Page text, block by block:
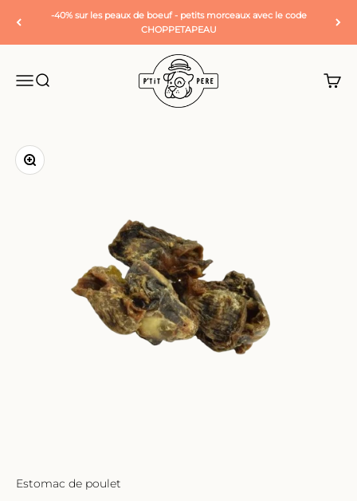
Passer au contenu-40% sur les peaux de boeuf - petits morceaux avec le code
CHOPPETAPEAU
Ouvrir la navigation
Ouvrir la recherche
P'tit Père
Voir
Zoomer sur l'image
Estomac de poulet